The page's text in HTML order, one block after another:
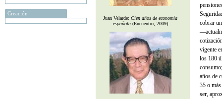
Creación
Juan Velarde: Cien años de economía
española(Encuentro, 2009)
cobrar
vigente
los 180
años de
35 o
ser,